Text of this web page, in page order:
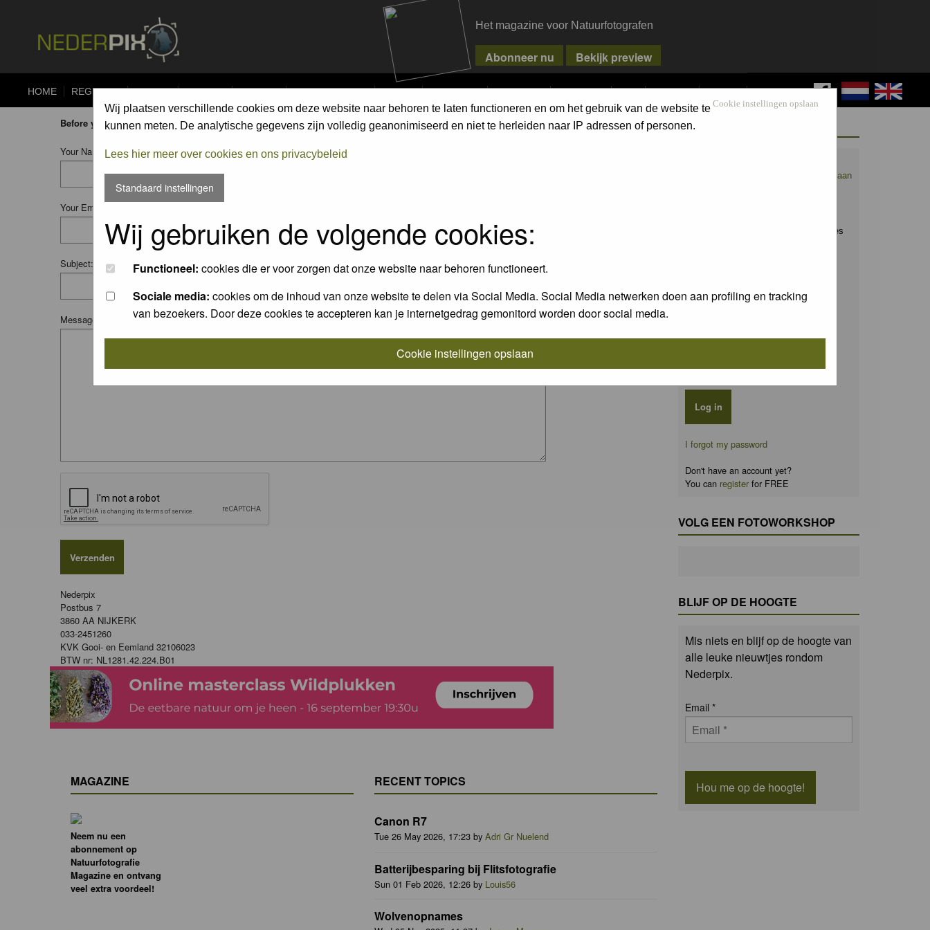
Het magazine voor Natuurfotografen
HOME REGISTER FORUM UPLOAD ALBUMS COMPETITIONS PIXPAS MAGAZINE WEBSHOP CONTACT FAQ SEARCH LOG IN
Cookie instellingen opslaan
Wij plaatsen verschillende cookies om deze website naar behoren te laten functioneren en om het gebruik van de website te
kunnen meten. De analytische gegevens zijn volledig geanonimiseerd en niet te herleiden naar IP adressen of personen.
Lees hier meer over cookies en ons privacybeleid
Standaard instellingen
Wij gebruiken de volgende cookies:
Functioneel: cookies die er voor zorgen dat onze website naar behoren functioneert.
Sociale media: cookies om de inhoud van onze website te delen via Social Media. Social Media netwerken doen aan profiling en tracking
van bezoekers. Door deze cookies te accepteren kan je internetgedrag gemonitord worden door social media.
Cookie instellingen opslaan
Before you ask your question:pleaseread the FAQorsearch on the forum first.
Your Name:
Your Email:
Subject:
Message:
Nederpix
Postbus 7
3860 AA NIJKERK
033-2451260
KVK Gooi- en Eemland 32106023
BTW nr: NL1281.42.224.B01
MAGAZINE
Neem nu een
abonnement op
Natuurfotografie
Magazine en ontvang
veel extra voordeel!
RECENT TOPICS
Canon R7
Tue 26 May 2026, 17:23 by Adri Gr Nuelend
Batterijbesparing bij Flitsfotografie
Sun 01 Feb 2026, 12:26 by Louis56
Wolvenopnames
WELCOME GUEST
Maak nu een account aan
anderen en leer en praat mee over alles
Remember me
I forgot my password
Don't have an account yet?
You can registerfor FREE
VOLG EEN FOTOWORKSHOP
BLIJF OP DE HOOGTE
Mis niets en blijf op de hoogte van
alle leuke nieuwtjes rondom
Nederpix.
Email *
Hou me op de hoogte!